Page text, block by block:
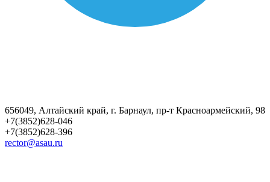
656049, Алтайский край, г. Барнаул, пр-т Красноармейский, 98
+7(3852)628-046
+7(3852)628-396
rector@asau.ru